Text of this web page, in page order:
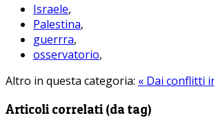
Israele,
Palestina,
guerrra,
osservatorio,
Altro in questa categoria: « Dai conflitti
Articoli correlati (da tag)